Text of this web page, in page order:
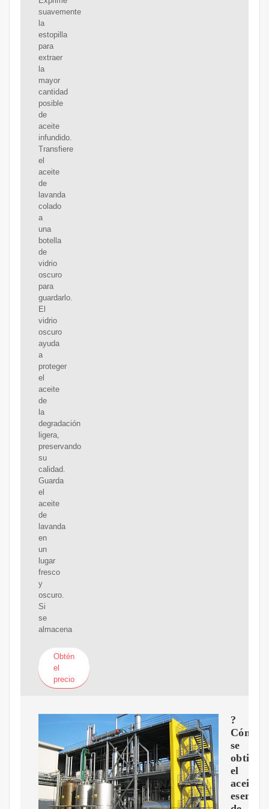
suavemente
la
estopilla
para
extraer
la
mayor
cantidad
posible
de
aceite
infundido.
Transfiere
el
aceite
de
lavanda
colado
a
una
botella
de
vidrio
oscuro
para
guardarlo.
El
vidrio
oscuro
ayuda
a
proteger
el
aceite
de
la
degradación
ligera,
preservando
su
calidad.
Guarda
el
aceite
de
lavanda
en
un
lugar
fresco
y
oscuro.
Si
se
almacena
Obtén
el
precio
?
Cómo
se
obtiene
el
aceite
esencial